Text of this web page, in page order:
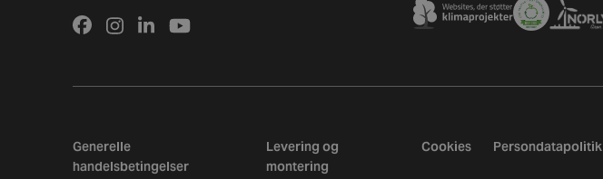
Generelle
handelsbetingelser
Levering og
montering
Cookies Persondatapolitik